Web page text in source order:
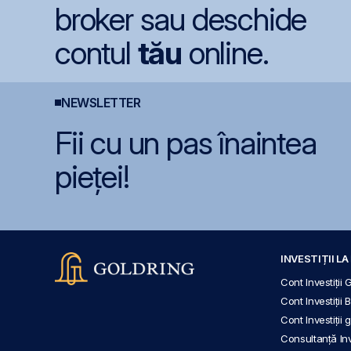
broker sau deschide
contul tău online.
NEWSLETTER
Fii cu un pas înaintea
pieței!
INVESTIȚII LA
Cont Investiții
Cont Investiții
Cont Investiții
Consultanță